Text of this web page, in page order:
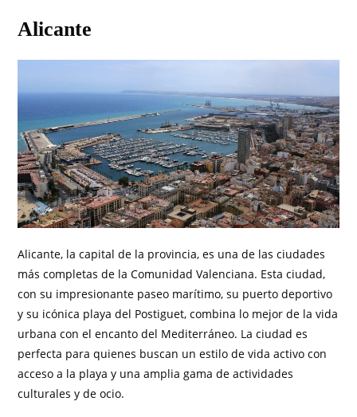
Alicante
Alicante, la capital de la provincia, es una de las ciudades
más completas de la Comunidad Valenciana. Esta ciudad,
con su impresionante paseo marítimo, su puerto deportivo
y su icónica playa del Postiguet, combina lo mejor de la vida
urbana con el encanto del Mediterráneo. La ciudad es
perfecta para quienes buscan un estilo de vida activo con
acceso a la playa y una amplia gama de actividades
culturales y de ocio.